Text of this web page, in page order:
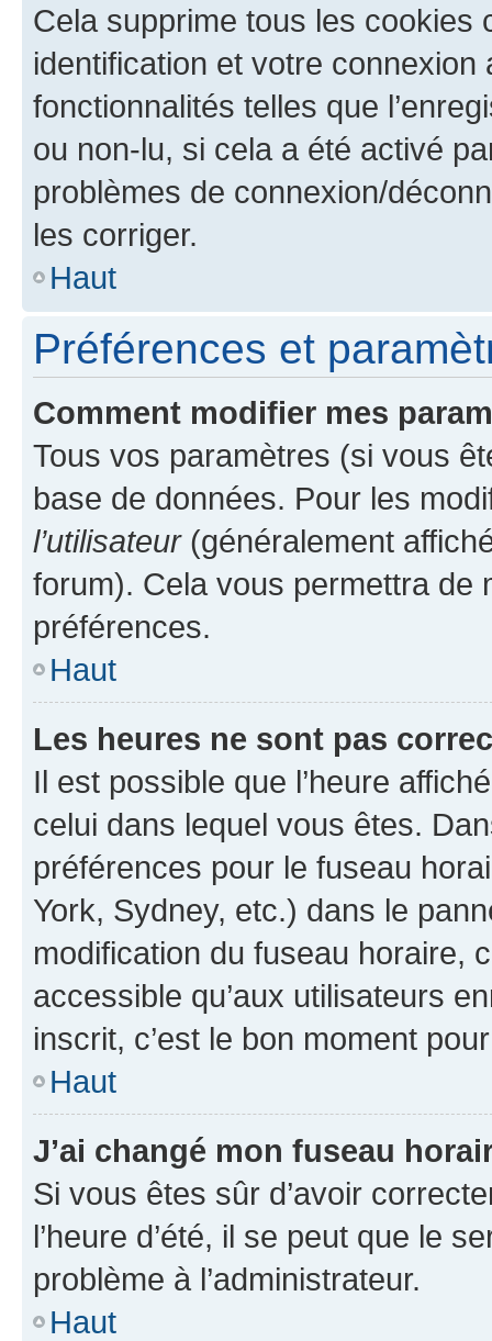
Cela supprime tous les cookies
identification et votre
fonctionnalités telles que
ou non-lu, si cela a été activé
problèmes de connexion/
les corriger.
Haut
Préférences et
Comment modifier mes
Tous vos paramètres (si vous
base de données. Pour les
l’utilisateur(généralement
forum). Cela vous permettra de
préférences.
Haut
Les heures ne sont pas
Il est possible que l’heure
celui dans lequel vous êtes.
préférences pour le fuseau
York, Sydney, etc.) dans le
modification du fuseau horaire,
accessible qu’aux utilisateurs
inscrit, c’est le bon moment
Haut
J’ai changé mon fuseau
Si vous êtes sûr d’avoir
l’heure d’été, il se peut que le
problème à l’administrateur.
Haut